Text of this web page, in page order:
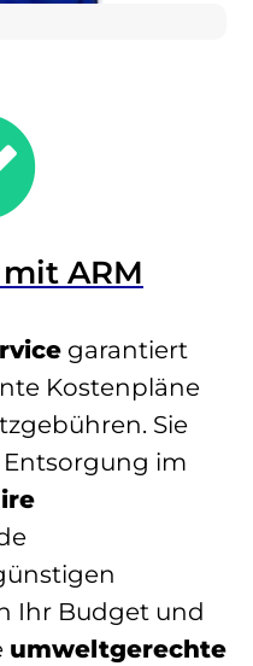
ARM
garantiert
Kostenpläne
Sie
im
Ihr Budget und
umweltgerechte